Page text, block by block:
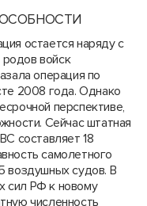
остается наряду с
войск
операция по
2008 года. Однако
перспективе,
Сейчас штатная
составляет 18
самолетного
воздушных судов. В
сил РФ к новому
численность